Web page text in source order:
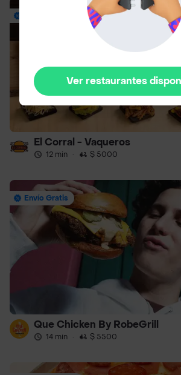
El Corral - Vaqueros
12 min · $ 5000
Envío Gratis
Que Chicken By RobeGrill
14 min · $ 5500
Ver restaurantes